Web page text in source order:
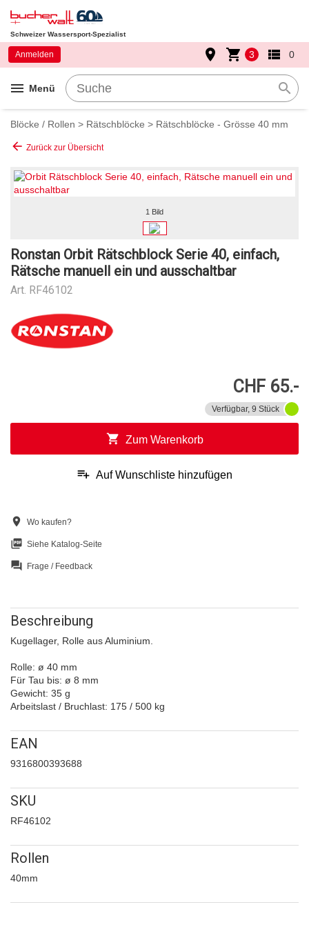
Schweizer Wassersport-Spezialist
menu Menü search
Anmelden place shopping_cart 3 view_list 0
Blöcke / Rollen > Rätschblöcke > Rätschblöcke - Grösse 40 mm
arrow_back Zurück zur Übersicht
1 Bild
Ronstan Orbit Rätschblock Serie 40, einfach,
Rätsche manuell ein und ausschaltbar
Art. RF46102
CHF 65.-
Verfügbar, 9 Stück
shopping_cart Zum Warenkorb
playlist_add Auf Wunschliste hinzufügen
location_on Wo kaufen?
picture_as_pdf Siehe Katalog-Seite
question_answer Frage / Feedback
Beschreibung
Kugellager, Rolle aus Aluminium.
Rolle: ø 40 mm
Für Tau bis: ø 8 mm
Gewicht: 35 g
Arbeitslast / Bruchlast: 175 / 500 kg
EAN
9316800393688
SKU
RF46102
Rollen
40mm